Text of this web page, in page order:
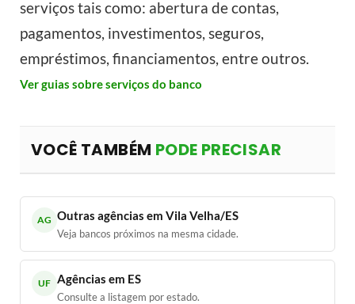
serviços tais como: abertura de contas,
pagamentos, investimentos, seguros,
empréstimos, financiamentos, entre outros.
Ver guias sobre serviços do banco
VOCÊ TAMBÉM PODE PRECISAR
AG Outras agências em Vila Velha/ES
Veja bancos próximos na mesma cidade.
UF Agências em ES
Consulte a listagem por estado.